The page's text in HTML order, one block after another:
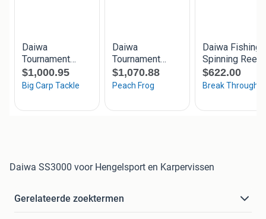
Daiwa SS3000 voor Hengelsport en Karpervissen
Gerelateerde zoektermen